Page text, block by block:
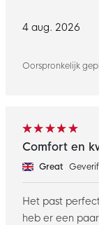
4 aug. 2026
Oorspronkelijk
Comfort en
Great
Het past
heb er een paar